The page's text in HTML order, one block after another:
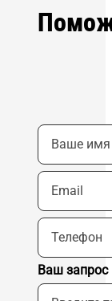
Ваш запрос